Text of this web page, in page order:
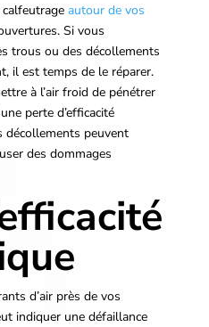
autour de vos
Si vous
trous ou des décollements
il est temps de le réparer.
à l’air froid de pénétrer
perte d’efficacité
décollements peuvent
des dommages
d’air près de vos
indiquer une défaillance